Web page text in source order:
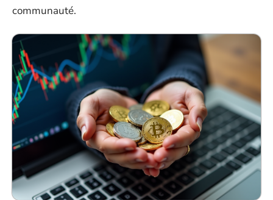
communauté.